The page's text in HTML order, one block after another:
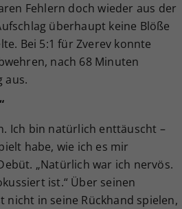
Fehlern doch wieder aus der
überhaupt keine Blöße
Bei 5:1 für Zverev konnte
nach 68 Minuten
aus.
Ich bin natürlich enttäuscht –
habe, wie ich es mir
„Natürlich war ich nervös.
ist.“ Über seinen
in seine Rückhand spielen,